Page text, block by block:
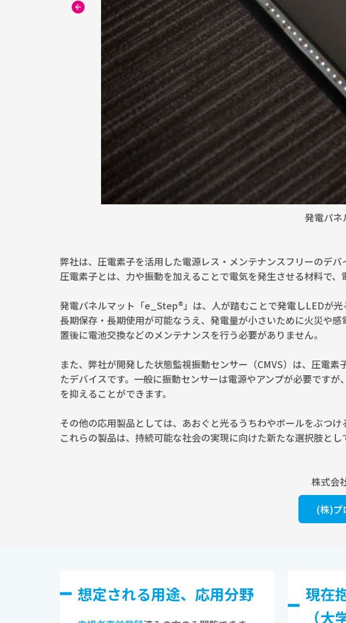
発電パ
弊社は、圧電素子を活用した電源レス・メンテナンスフリーのデバ
圧電素子とは、力や振動を加えることで電気を発生させる材料で
発電パネルマット「e_Step®」は、人が踏むことで発電しLEDが
長期保存・長期使用が可能なうえ、発電量が小さいために火災や
置後に電池交換などのメンテナンスを行う必要がありません。
また、弊社が開発した状態監視振動センサー（CMVS）は、圧電
たデバイスです。一般に振動センサーは電源やアンプが必要です
を抑えることができます。
その他の応用製品としては、あおぐと光るうちわやボールをぶつけ
これらの製品は、持続可能な社会の実現に向けた新たな選択肢とし
株式会
(株)プ
想定される⽤途、応⽤分野
現在
（